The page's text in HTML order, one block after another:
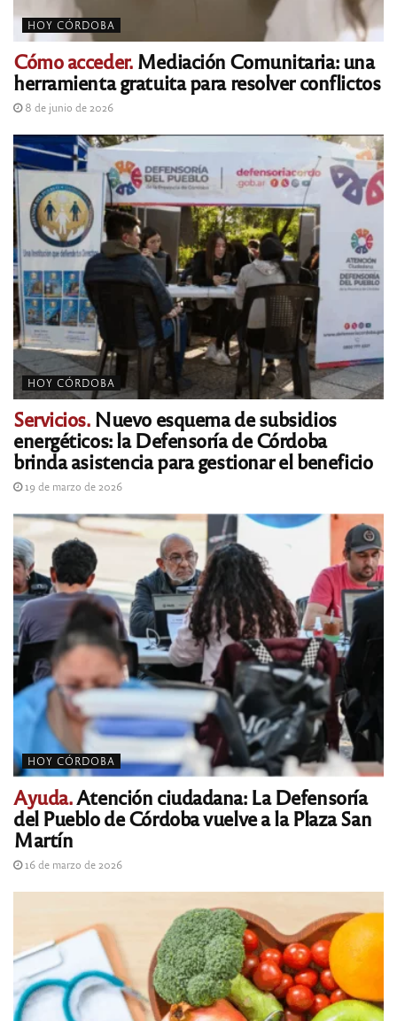
HOY CÓRDOBA
Cómo acceder.Mediación Comunitaria: una
herramienta gratuita para resolver conflictos
8 de junio de 2026
HOY CÓRDOBA
Servicios.Nuevo esquema de subsidios
energéticos: la Defensoría de Córdoba
brinda asistencia para gestionar el beneficio
19 de marzo de 2026
HOY CÓRDOBA
Ayuda.Atención ciudadana: La Defensoría
del Pueblo de Córdoba vuelve a la Plaza San
Martín
16 de marzo de 2026